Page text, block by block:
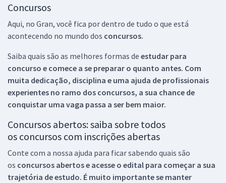
Concursos
Aqui, no Gran, você fica por dentro de tudo o que está
acontecendo no mundo dos concursos.
Saiba quais são as melhores formas de estudar para
concurso e comece a se preparar o quanto antes. Com
muita dedicação, disciplina e uma ajuda de profissionais
experientes no ramo dos concursos, a sua chance de
conquistar uma vaga passa a ser bem maior.
Concursos abertos: saiba sobre todos
os concursos com inscrições abertas
Conte com a nossa ajuda para ficar sabendo quais são
os concursos abertos e acesse o edital para começar a sua
trajetória de estudo. É muito importante se manter